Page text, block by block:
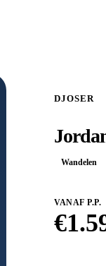
DJOSER
Wandelen
VANAF P.P.
€